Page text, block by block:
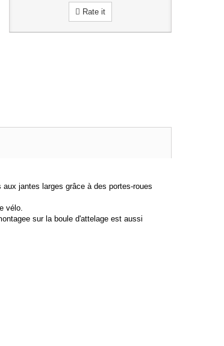
Rate it
jantes larges grâce à des portes-roues
vélo.
sur la boule d'attelage est aussi